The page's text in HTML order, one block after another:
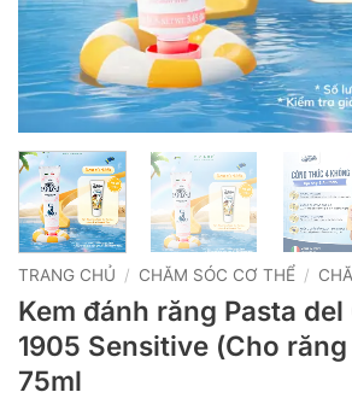
TRANG CHỦ / CHĂM SÓC CƠ THỂ /
Kem đánh răng Pasta
1905 Sensitive (Cho
75ml